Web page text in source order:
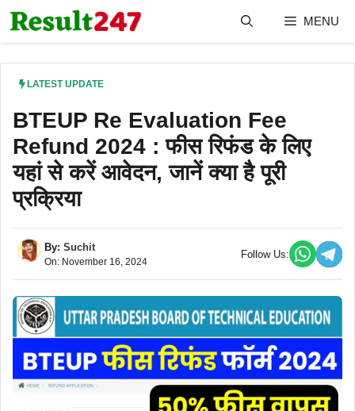
Skip
to
MENU
LATEST UPDATE
BTEUP Re Evaluation Fee
Refund 2024 : फीस रिफंड के लिए
यहां से करें आवेदन, जानें क्या है पूरी
प्रक्रिया
By: Suchit
On: November 16, 2024
Follow Us: